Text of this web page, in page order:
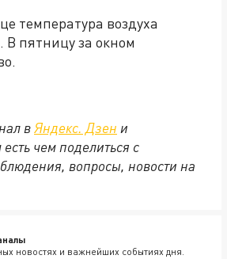
температура воздуха
В пятницу за окном
вЯндекс. Дзен и
чем поделиться с
вопросы, новости на
новостях и важнейших событиях дня.